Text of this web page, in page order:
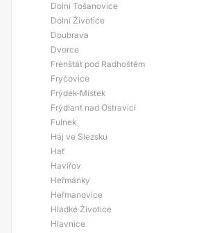
Dolní Tošanovice
Dolní Životice
Doubrava
Dvorce
Frenštát pod Radhoštěm
Fryčovice
Frýdek-Místek
Frýdlant nad Ostravicí
Fulnek
Háj ve Slezsku
Hať
Havířov
Heřmánky
Heřmanovice
Hladké Životice
Hlavnice